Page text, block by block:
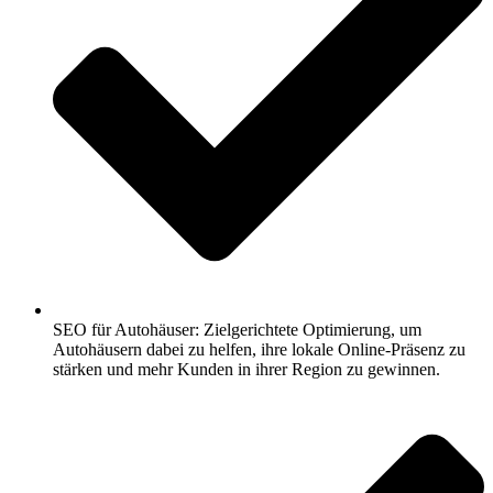
SEO für Autohäuser: Zielgerichtete Optimierung, um
Autohäusern dabei zu helfen, ihre lokale Online-Präsenz zu
stärken und mehr Kunden in ihrer Region zu gewinnen.